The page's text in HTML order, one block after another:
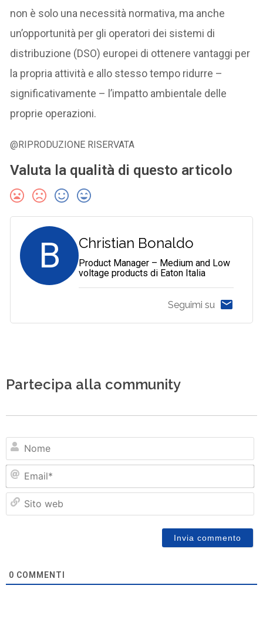
non è solo una necessità normativa, ma anche
un’opportunità per gli operatori dei sistemi di
distribuzione (DSO) europei di ottenere vantaggi per
la propria attività e allo stesso tempo ridurre –
significativamente – l’impatto ambientale delle
proprie operazioni.
@RIPRODUZIONE RISERVATA
Valuta la qualità di questo articolo
B Christian Bonaldo
Product Manager – Medium and Low
voltage products di Eaton Italia
Seguimi su
Partecipa alla community
0 COMMENTI